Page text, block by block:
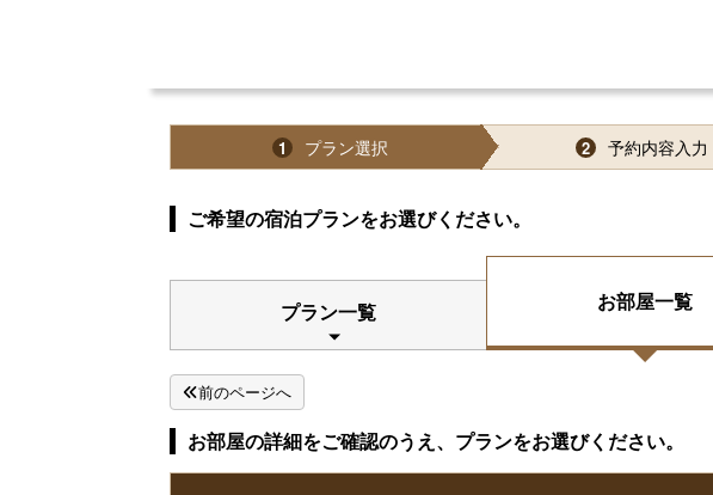
1 プラン選択 2 予約内容入力
ご希望の宿泊プランをお選びください。
プラン一覧 お部屋一覧
前のページへ
お部屋の詳細をご確認のうえ、プランをお選びください。